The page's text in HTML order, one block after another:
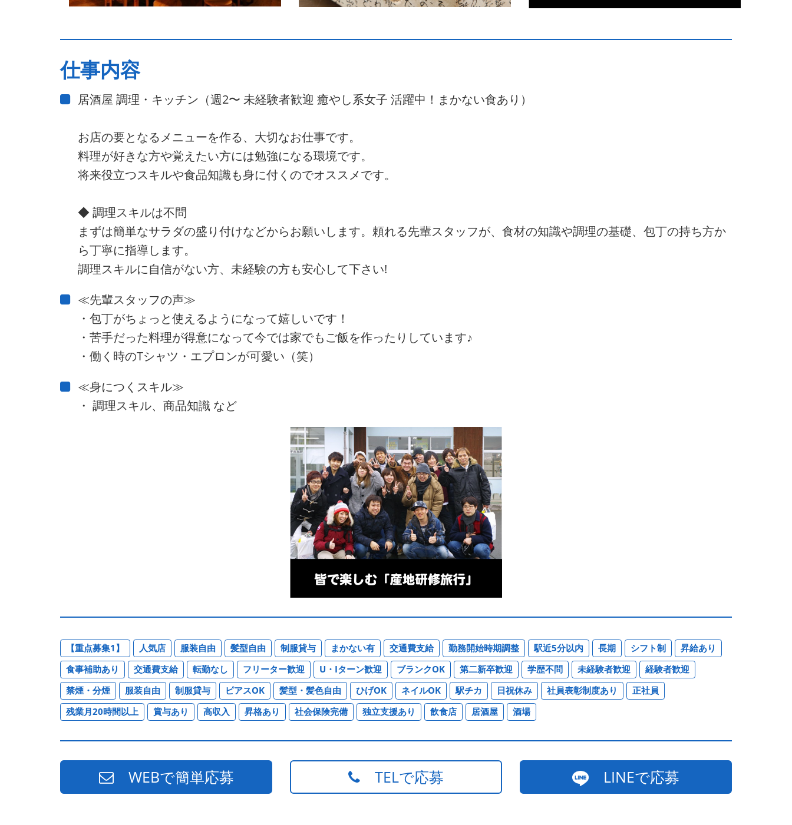
仕事内容
居酒屋 調理・キッチン（週2〜 未経験者歓迎 癒やし系女子 活躍中！まかない食あり）
お店の要となるメニューを作る、大切なお仕事です。
料理が好きな方や覚えたい方には勉強になる環境です。
将来役立つスキルや食品知識も身に付くのでオススメです。
◆ 調理スキルは不問
まずは簡単なサラダの盛り付けなどからお願いします。頼れる先輩スタッフが、食材の知識や調理の基礎、包丁の持ち方か
ら丁寧に指導します。
調理スキルに自信がない方、未経験の方も安心して下さい!
≪先輩スタッフの声≫
・包丁がちょっと使えるようになって嬉しいです！
・苦手だった料理が得意になって今では家でもご飯を作ったりしています♪
・働く時のTシャツ・エプロンが可愛い（笑）
≪身につくスキル≫
・ 調理スキル、商品知識 など
【重点募集1】 人気店 服装自由 髪型自由 制服貸与 まかない有 交通費支給 勤務開始時期調整 駅近5分以内 長期 シフト制
昇給あり
食事補助あり
交通費支給 転勤なし フリーター歓迎 U・Iターン歓迎 ブランクOK 第二新卒歓迎 学歴不問 未経験者歓迎
経験者歓迎
禁煙・分煙
服装自由 制服貸与 ピアスOK 髪型・髪色自由 ひげOK ネイルOK 駅チカ 日祝休み 社員表彰制度あり
正社員
残業月20時間以上
賞与あり 高収入 昇格あり 社会保険完備 独立支援あり 飲食店 居酒屋 酒場
WEBで簡単応募 TELで応募 LINEで応募